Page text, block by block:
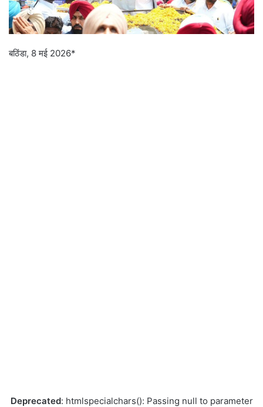
बठिंडा, 8 मई 2026*
Deprecated: htmlspecialchars(): Passing null to parameter